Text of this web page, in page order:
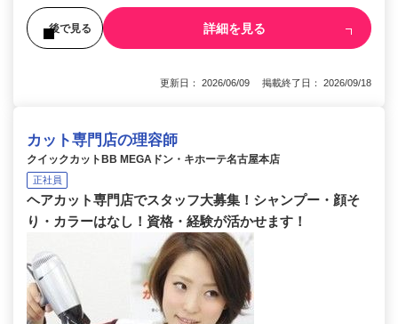
後で見る 詳細を見る
更新日： 2026/06/09 掲載終了日： 2026/09/18
カット専門店の理容師
クイックカットBB MEGAドン・キホーテ名古屋本店
正社員
ヘアカット専門店でスタッフ大募集！シャンプー・顔そ
り・カラーはなし！資格・経験が活かせます！